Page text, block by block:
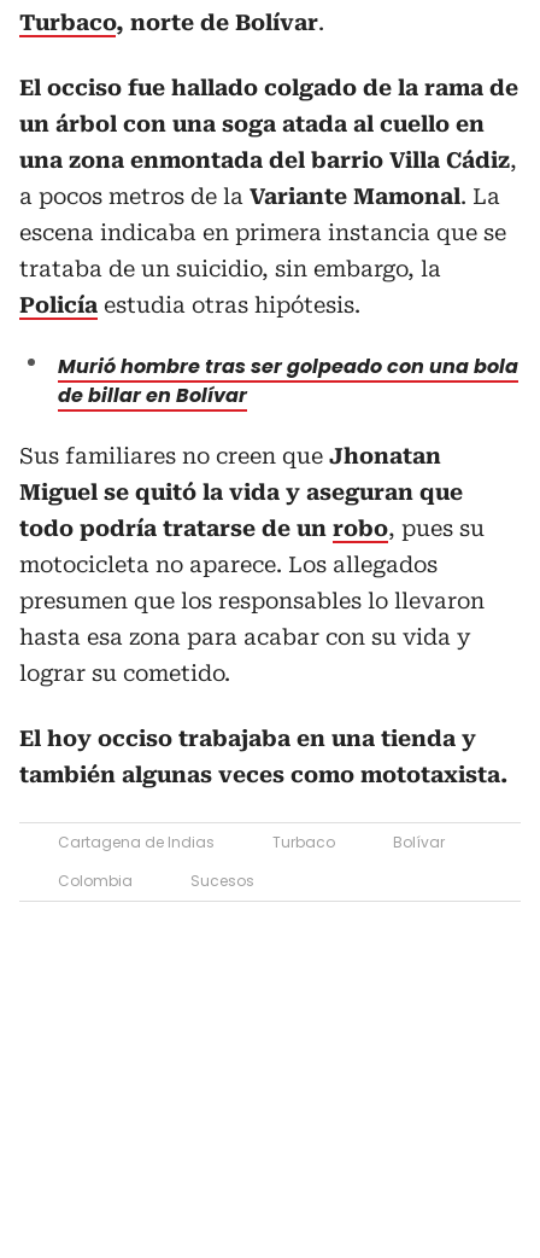
Turbaco, norte de Bolívar.
El occiso fue hallado colgado de la rama de
un árbol con una soga atada al cuello en
una zona enmontada del barrio Villa Cádiz,
a pocos metros de la Variante Mamonal. La
escena indicaba en primera instancia que se
trataba de un suicidio, sin embargo, la
Policía estudia otras hipótesis.
Murió hombre tras ser golpeado con una bola
de billar en Bolívar
Sus familiares no creen que Jhonatan
Miguel se quitó la vida y aseguran que
todo podría tratarse de un robo, pues su
motocicleta no aparece. Los allegados
presumen que los responsables lo llevaron
hasta esa zona para acabar con su vida y
lograr su cometido.
El hoy occiso trabajaba en una tienda y
también algunas veces como mototaxista.
Cartagena de Indias Turbaco
Bolívar
Colombia
Sucesos